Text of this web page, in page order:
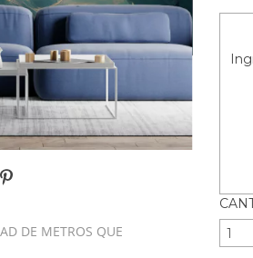
DE METROS QUE